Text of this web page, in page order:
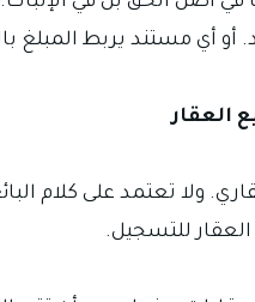
مستند يربط المبلغ
العقار
ولا تعتمد على كلام
العقار للتسجيل.